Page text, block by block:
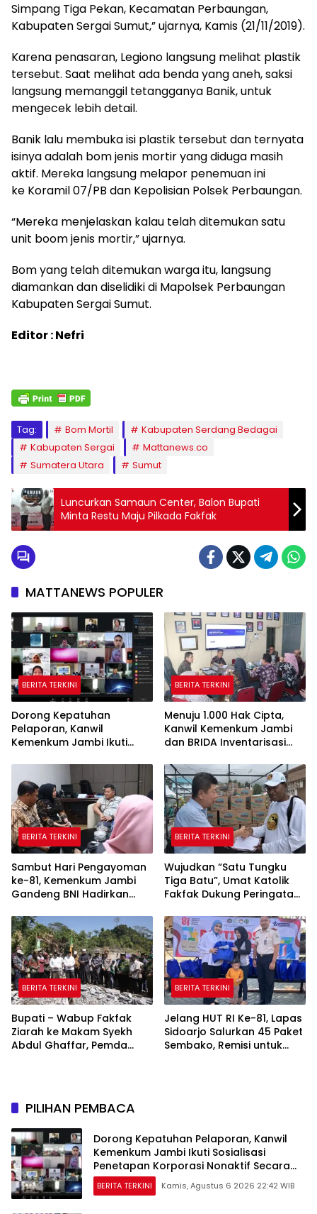
Simpang Tiga Pekan, Kecamatan Perbaungan,
Kabupaten Sergai Sumut,” ujarnya, Kamis (21/11/2019).
Karena penasaran, Legiono langsung melihat plastik
tersebut. Saat melihat ada benda yang aneh, saksi
langsung memanggil tetangganya Banik, untuk
mengecek lebih detail.
Banik lalu membuka isi plastik tersebut dan ternyata
isinya adalah bom jenis mortir yang diduga masih
aktif. Mereka langsung melapor penemuan ini
ke Koramil 07/PB dan Kepolisian Polsek Perbaungan.
“Mereka menjelaskan kalau telah ditemukan satu
unit boom jenis mortir,” ujarnya.
Bom yang telah ditemukan warga itu, langsung
diamankan dan diselidiki di Mapolsek Perbaungan
Kabupaten Sergai Sumut.
Editor : Nefri
Tag: Bom Mortil
Kabupaten Serdang Bedagai
Kabupaten Sergai
Mattanews.co
Sumatera Utara
Sumut
Luncurkan Samaun Center, Balon Bupati
Minta Restu Maju Pilkada Fakfak
MATTANEWS POPULER
BERITA TERKINI
Dorong Kepatuhan
Pelaporan, Kanwil
Kemenkum Jambi Ikuti
Korporasi Nonaktif Secara
Administratif
BERITA TERKINI
Menuju 1.000 Hak Cipta,
Kanwil Kemenkum Jambi
dan BRIDA Inventarisasi
BERITA TERKINI
Sambut Hari Pengayoman
ke-81, Kemenkum Jambi
Gandeng BNI Hadirkan
Cipta Gratis
BERITA TERKINI
Wujudkan “Satu Tungku
Tiga Batu”, Umat Katolik
Fakfak Dukung Peringatan
Papua
BERITA TERKINI
Bupati – Wabup Fakfak
Ziarah ke Makam Syekh
Abdul Ghaffar, Pemda
BERITA TERKINI
Jelang HUT RI Ke-81, Lapas
Sidoarjo Salurkan 45 Paket
Sembako, Remisi untuk
PILIHAN PEMBACA
Dorong Kepatuhan Pelaporan, Kanwil
Kemenkum Jambi Ikuti Sosialisasi
Penetapan Korporasi Nonaktif Secara
Administratif
BERITA TERKINI Kamis, Agustus 6 2026 22:42 WIB